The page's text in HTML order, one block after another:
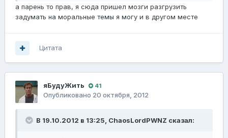
а парень то прав, я сюда пришел мозги разгрузить
задумать на моральные темы я могу и в другом месте
Цитата
яБудуЖить 41
Опубликовано 20 октября, 2012
В 19.10.2012 в 13:25, ChaosLordPWNZ сказал: